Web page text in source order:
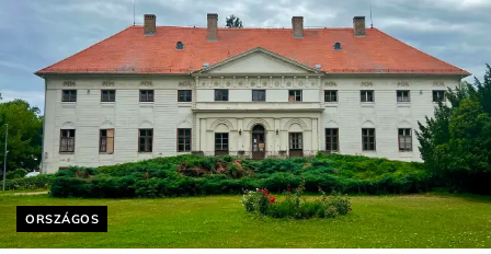
Helyszín címkék:
ORSZÁGOS